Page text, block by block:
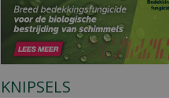
KNIPSELS